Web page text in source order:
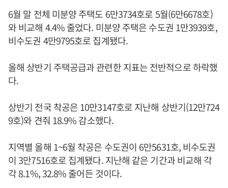
6월 말 전체 미분양 주택도 6만3734호로 5월(6만6678호)
와 비교해 4.4% 줄었다. 미분양 주택은 수도권 1만3939호,
비수도권 4만9795호로 집계됐다.
올해 상반기 주택공급과 관련한 지표는 전반적으로 하락했
다.
상반기 전국 착공은 10만3147호로 지난해 상반기(12만724
9호)와 견줘 18.9% 감소했다.
지역별 올해 1~6월 착공은 수도권이 6만5631호, 비수도권
이 3만7516호로 집계됐다. 지난해 같은 기간과 비교해 각
각 8.1%, 32.8% 줄어든 것이다.